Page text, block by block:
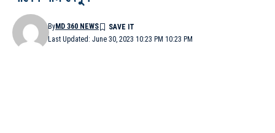
Last Updated: June 30, 2023 10:23 PM 10:23 PM
ByMD 360 NEWS